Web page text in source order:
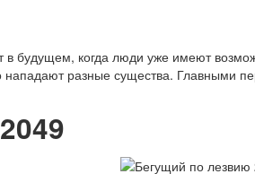
будущем, когда люди уже имеют
нападают разные существа.